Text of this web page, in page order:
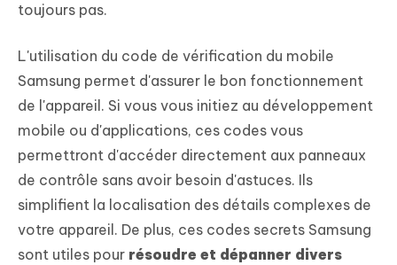
toujours pas.
L'utilisation du code de vérification du mobile
Samsung permet d'assurer le bon fonctionnement
de l'appareil. Si vous vous initiez au développement
mobile ou d'applications, ces codes vous
permettront d'accéder directement aux panneaux
de contrôle sans avoir besoin d'astuces. Ils
simplifient la localisation des détails complexes de
votre appareil. De plus, ces codes secrets Samsung
sont utiles pour résoudre et dépanner divers